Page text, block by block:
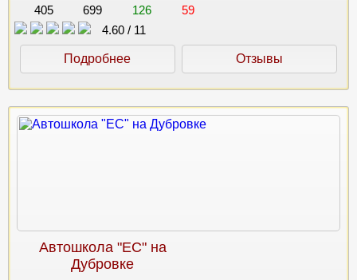
405
699 126
59
4.60 / 11
Подробнее Отзывы
Автошкола "ЕС" на
Дубровке